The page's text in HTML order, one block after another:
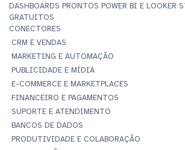
DASHBOARDS PRONTOS POWER BI E LOOKER
GRATUITOS
CONECTORES
CRM E VENDAS
MARKETING E AUTOMAÇÃO
PUBLICIDADE E MÍDIA
E-COMMERCE E MARKETPLACES
FINANCEIRO E PAGAMENTOS
SUPORTE E ATENDIMENTO
BANCOS DE DADOS
PRODUTIVIDADE E COLABORAÇÃO